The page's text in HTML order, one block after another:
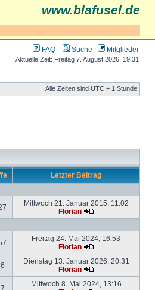
www.blafusel.de
FAQ Suche Mitglieder
Aktuelle Zeit: Freitag 7. August 2026, 19:31
Alle Zeiten sind UTC + 1 Stunde
Letzter Beitrag
Mittwoch 21. Januar 2015, 11:02
Florian
Freitag 24. Mai 2024, 16:53
Florian
Dienstag 13. Januar 2026, 20:31
Florian
Mittwoch 8. Mai 2024, 13:16